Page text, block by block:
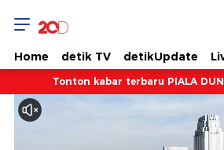
Home detik TV detikUpdate
Tonton kabar terbaru PIALA